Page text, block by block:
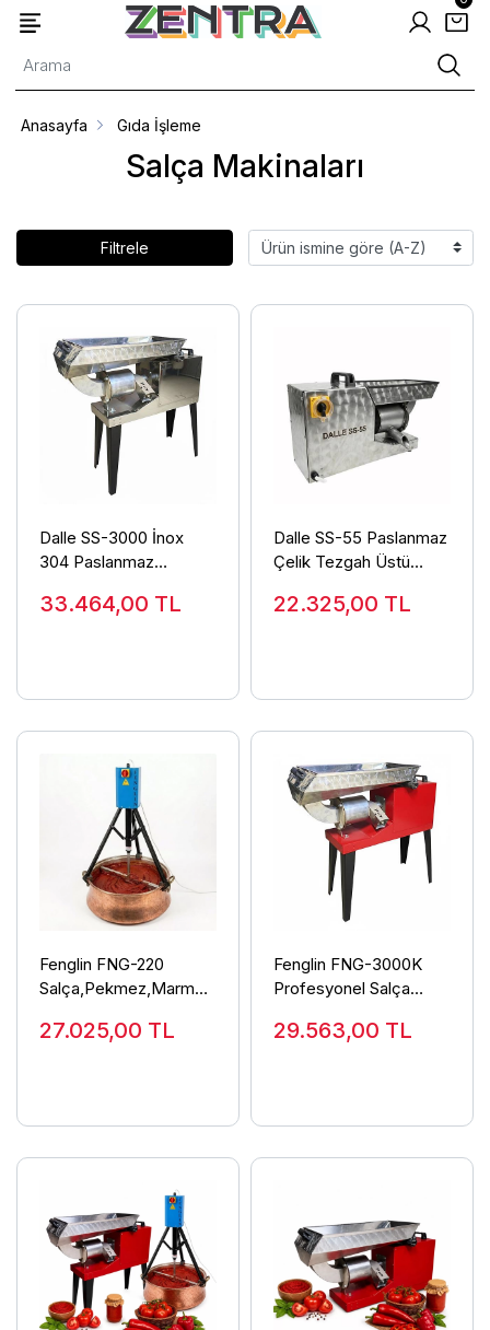
Salça Makinaları
Anasayfa Gıda İşleme
Filtrele
Dalle SS-3000 İnox
304 Paslanmaz
Makinası 3 Hp 220 Volt
33.464,00 TL
Dalle SS-55 Paslanmaz
Çelik Tezgah Üstü
22.325,00 TL
Fenglin FNG-220
Salça,Pekmez,Marmela
27.025,00 TL
Fenglin FNG-3000K
Profesyonel Salça
29.563,00 TL